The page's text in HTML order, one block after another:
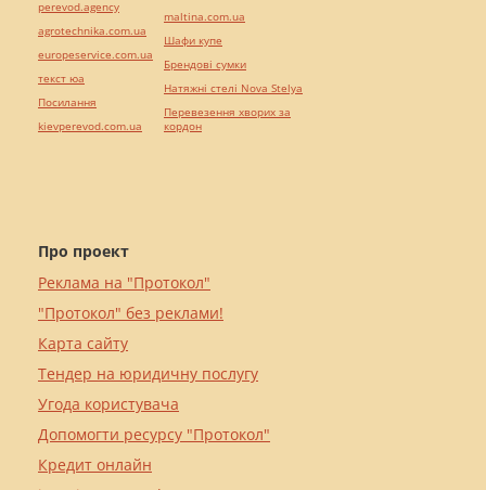
Про проект
Реклама на "Протокол"
"Протокол" без реклами!
Карта сайту
Тендер на юридичну послугу
Угода користувача
Допомогти ресурсу "Протокол"
Кредит онлайн
perevod.agency
agrotechnika.com.ua
europeservice.com.ua
текст юа
Посилання
kievperevod.com.ua
maltina.com.ua
Шафи купе
Брендові сумки
Натяжні стелі Nova Stelya
Перевезення хворих за
кордон